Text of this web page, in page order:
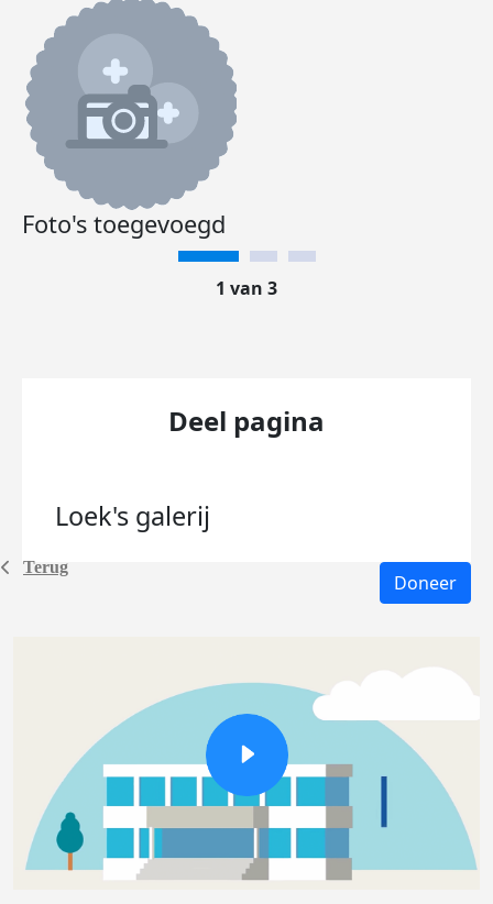
Terug
Foto's toegevoegd
1 van 3
Deel pagina
Loek's galerij
Doneer